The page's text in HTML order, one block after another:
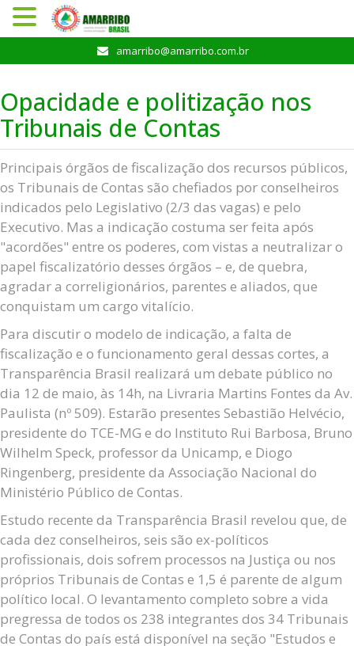
para
conteúdo
amarribo@amarribo.com.br
Opacidade e politização nos
Tribunais de Contas
Principais órgãos de fiscalização dos recursos públicos,
os Tribunais de Contas são chefiados por conselheiros
indicados pelo Legislativo (2/3 das vagas) e pelo
Executivo. Mas a indicação costuma ser feita após
"acordões" entre os poderes, com vistas a neutralizar o
papel fiscalizatório desses órgãos – e, de quebra,
agradar a correligionários, parentes e aliados, que
conquistam um cargo vitalício.
Para discutir o modelo de indicação, a falta de
fiscalização e o funcionamento geral dessas cortes, a
Transparência Brasil realizará um debate público no
dia 12 de maio, às 14h, na Livraria Martins Fontes da Av.
Paulista (nº 509). Estarão presentes Sebastião Helvécio,
presidente do TCE-MG e do Instituto Rui Barbosa, Bruno
Wilhelm Speck, professor da Unicamp, e Diogo
Ringenberg, presidente da Associação Nacional do
Ministério Público de Contas.
Estudo recente da Transparência Brasil revelou que, de
cada dez conselheiros, seis são ex-políticos
profissionais, dois sofrem processos na Justiça ou nos
próprios Tribunais de Contas e 1,5 é parente de algum
político local. O levantamento completo sobre a vida
pregressa de todos os 238 integrantes dos 34 Tribunais
de Contas do país está disponível na seção "Estudos e